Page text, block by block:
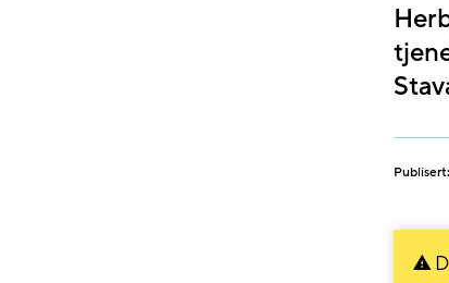
Publisert: